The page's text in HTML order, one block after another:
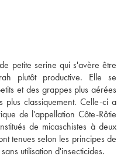
petite serine qui s'avère être
plutôt productive. Elle se
et des grappes plus aérées
plus classiquement. Celle-ci a
de l'appellation Côte-Rôtie
de micaschistes à deux
tenues selon les principes de
utilisation d'insecticides.